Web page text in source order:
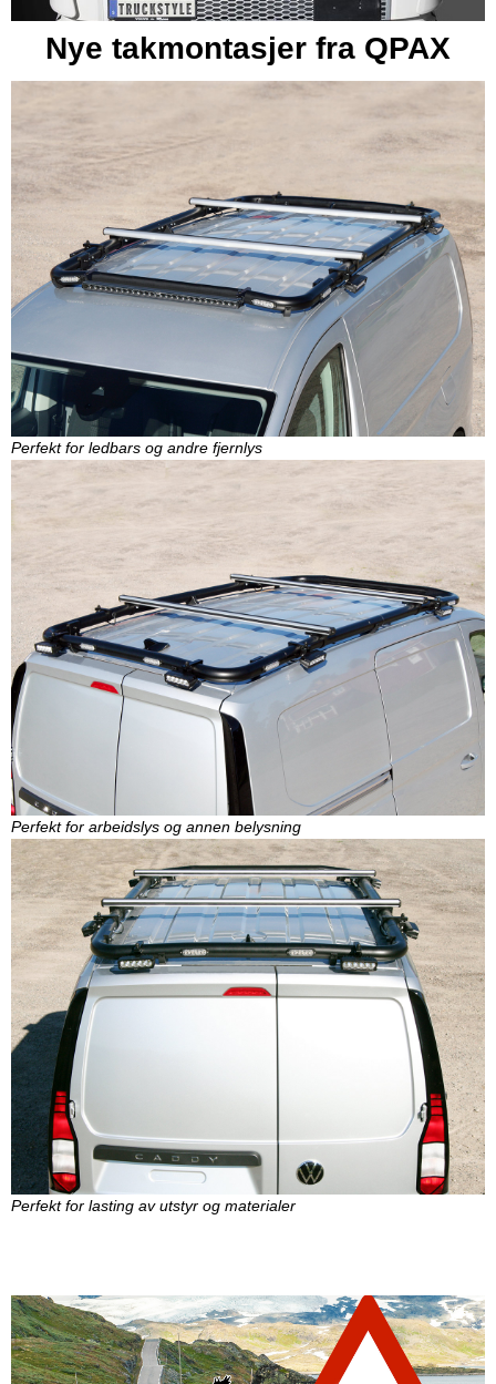
Nye takmontasjer fra QPAX
Perfekt for ledbars og andre fjernlys
Perfekt for arbeidslys og annen belysning
Perfekt for lasting av utstyr og materialer